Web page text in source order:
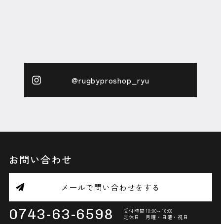
@rugbyproshop_ryu
お問い合わせ
メールで問い合わせをする
0743-63-6598 受付時間 10:00～18:00
定休日
月曜・日曜・祝日